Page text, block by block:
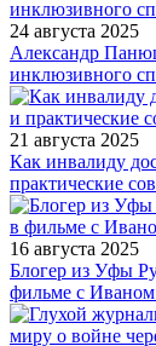
24 августа 2025
Александр
инклюзивного
21 августа 2025
Как инвалиду
практические
16 августа 2025
Блогер из Уфы
фильме с